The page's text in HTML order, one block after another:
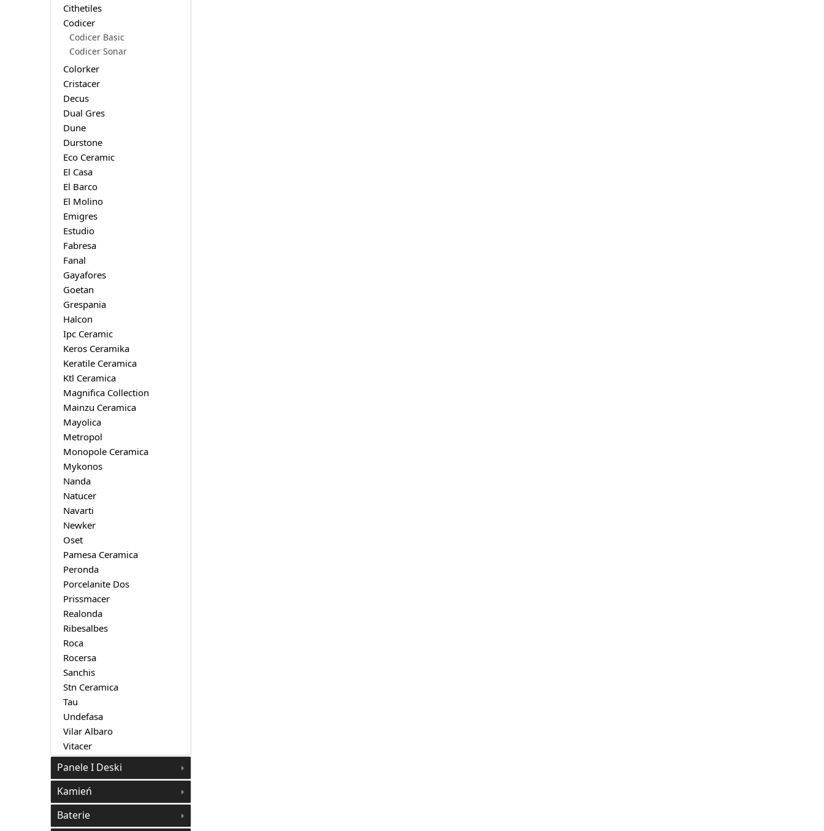
Cithetiles
Codicer
Codicer Basic
Codicer Sonar
Colorker
Cristacer
Decus
Dual Gres
Dune
Durstone
Eco Ceramic
El Casa
El Barco
El Molino
Emigres
Estudio
Fabresa
Fanal
Gayafores
Goetan
Grespania
Halcon
Ipc Ceramic
Keros Ceramika
Keratile Ceramica
Ktl Ceramica
Magnifica Collection
Mainzu Ceramica
Mayolica
Metropol
Monopole Ceramica
Mykonos
Nanda
Natucer
Navarti
Newker
Oset
Pamesa Ceramica
Peronda
Porcelanite Dos
Prissmacer
Realonda
Ribesalbes
Roca
Rocersa
Sanchis
Stn Ceramica
Tau
Undefasa
Vilar Albaro
Vitacer
Panele I Deski
Kamień
Baterie